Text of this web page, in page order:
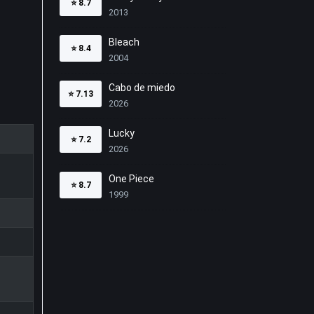
⭐ 8.7
2013
⭐ 8.4
Bleach
2004
⭐ 7.13
Cabo de miedo
2026
⭐ 7.2
Lucky
2026
⭐ 8.7
One Piece
1999